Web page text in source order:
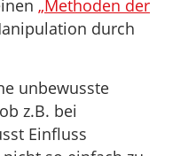
„Methoden der
durch
unbewusste
z.B. bei
Einfluss